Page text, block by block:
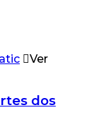
Ver
dos